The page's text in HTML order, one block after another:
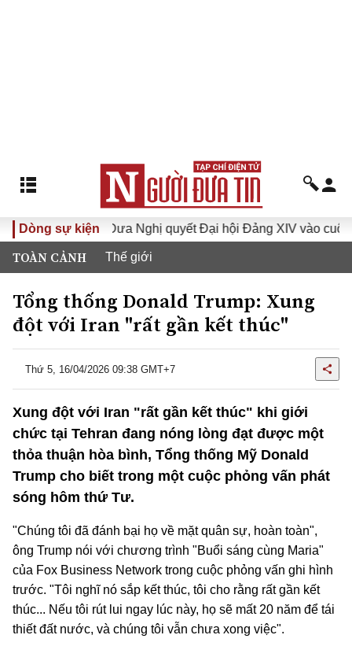
Dòng sự kiện
XVI Đưa Nghị quyết Đại hội Đảng XIV vào cuộc sống
TOÀN CẢNH Thế giới
Tổng thống Donald Trump: Xung
đột với Iran "rất gần kết thúc"
Thứ 5, 16/04/2026 09:38 GMT+7
Xung đột với Iran "rất gần kết thúc" khi giới
chức tại Tehran đang nóng lòng đạt được một
thỏa thuận hòa bình, Tổng thống Mỹ Donald
Trump cho biết trong một cuộc phỏng vấn phát
sóng hôm thứ Tư.
"Chúng tôi đã đánh bại họ về mặt quân sự, hoàn toàn",
ông Trump nói với chương trình "Buổi sáng cùng Maria"
của Fox Business Network trong cuộc phỏng vấn ghi hình
trước. "Tôi nghĩ nó sắp kết thúc, tôi cho rằng rất gần kết
thúc... Nếu tôi rút lui ngay lúc này, họ sẽ mất 20 năm để tái
thiết đất nước, và chúng tôi vẫn chưa xong việc".